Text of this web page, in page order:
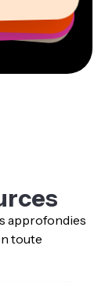
approfondies
toute